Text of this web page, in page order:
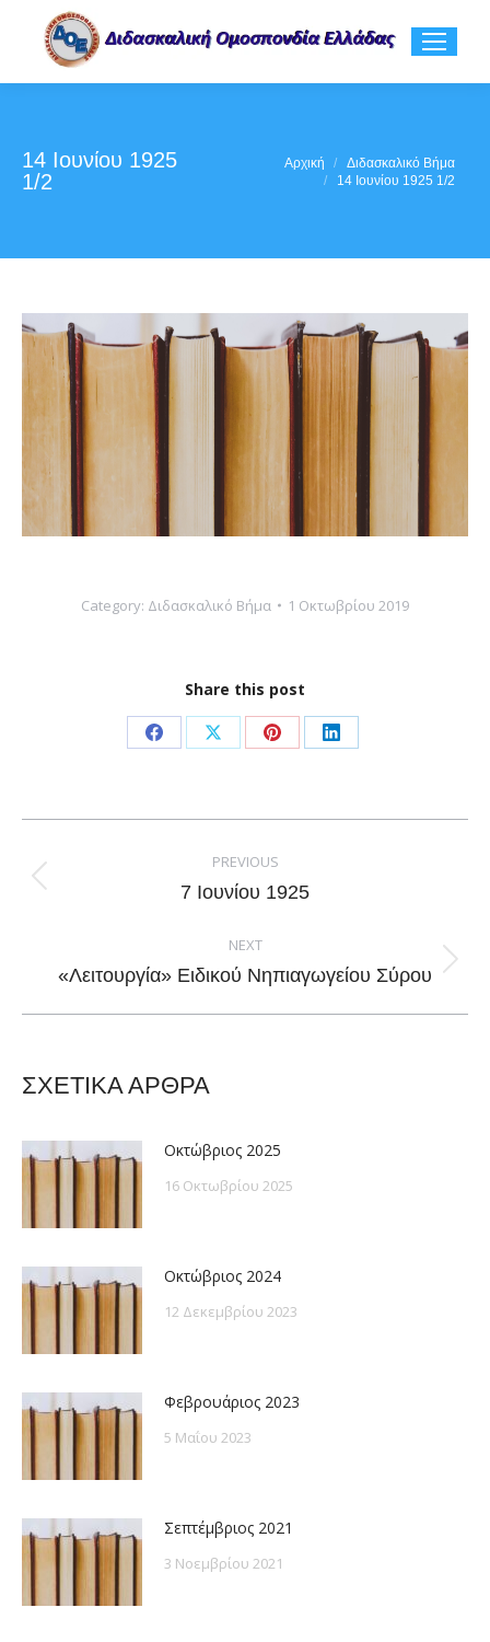
14 Ιουνίου 1925
1/2
Αρχική
Διδασκαλικό Βήμα
14 Ιουνίου 1925 1/2
Category: Διδασκαλικό Βήμα 1 Οκτωβρίου 2019
Share this post
Share
Facebook
Share
X
Share
Pinterest
Share
LinkedIn
navigation
PREVIOUS
Previous
7 Ιουνίου 1925
NEXT
Next
«Λειτουργία» Ειδικού Νηπιαγωγείου Σύρου
ΣΧΕΤΙΚΑ ΑΡΘΡΑ
Οκτώβριος 2025
16 Οκτωβρίου 2025
Οκτώβριος 2024
12 Δεκεμβρίου 2023
Φεβρουάριος 2023
5 Μαΐου 2023
Σεπτέμβριος 2021
3 Νοεμβρίου 2021